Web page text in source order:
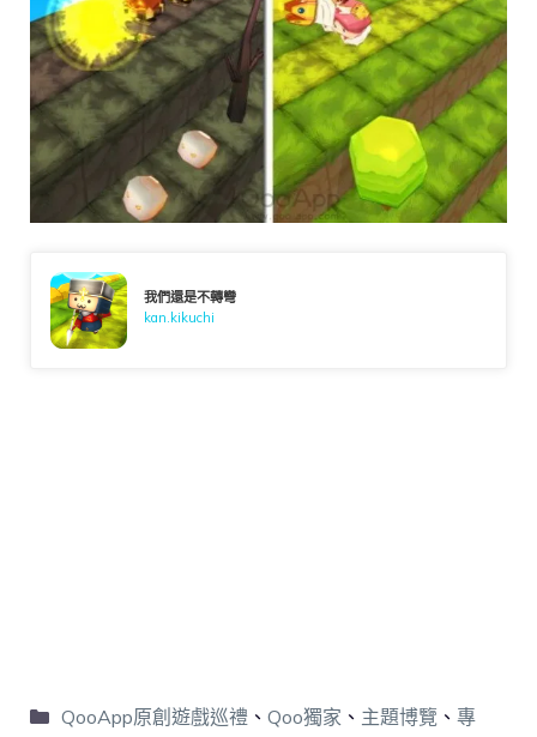
我們還是不轉彎
kan.kikuchi
QooApp原創遊戲巡禮、 Qoo獨家 、 主題博覽 、 專